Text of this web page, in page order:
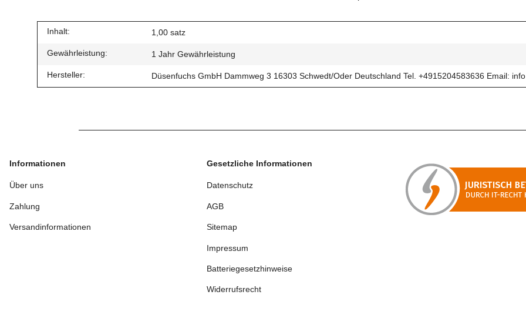
Inhalt: 1,00 satz
Gewährleistung: 1 Jahr Gewährleistung
Hersteller: Düsenfuchs GmbH Dammweg 3 16303 Schwedt/Oder Deutschland Tel. +4915204583636 Email:
Informationen
Über uns
Zahlung
Versandinformationen
Gesetzliche Informationen
Datenschutz
AGB
Sitemap
Impressum
Batteriegesetzhinweise
Widerrufsrecht